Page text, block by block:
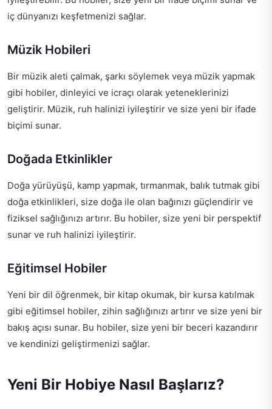
iç dünyanızı keşfetmenizi sağlar.
Müzik Hobileri
Bir müzik aleti çalmak, şarkı söylemek veya müzik yapmak
gibi hobiler, dinleyici ve icraçı olarak yeteneklerinizi
geliştirir. Müzik, ruh halinizi iyileştirir ve size yeni bir ifade
biçimi sunar.
Doğada Etkinlikler
Doğa yürüyüşü, kamp yapmak, tırmanmak, balık tutmak gibi
doğa etkinlikleri, size doğa ile olan bağınızı güçlendirir ve
fiziksel sağlığınızı artırır. Bu hobiler, size yeni bir perspektif
sunar ve ruh halinizi iyileştirir.
Eğitimsel Hobiler
Yeni bir dil öğrenmek, bir kitap okumak, bir kursa katılmak
gibi eğitimsel hobiler, zihin sağlığınızı artırır ve size yeni bir
bakış açısı sunar. Bu hobiler, size yeni bir beceri kazandırır
ve kendinizi geliştirmenizi sağlar.
Yeni Bir Hobiye Nasıl Başlarız?